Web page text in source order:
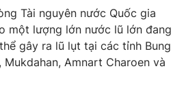
Tài nguyên nước Quốc gia
một lượng lớn nước lũ lớn đang
gây ra lũ lụt tại các tỉnh Bung
Mukdahan, Amnart Charoen và